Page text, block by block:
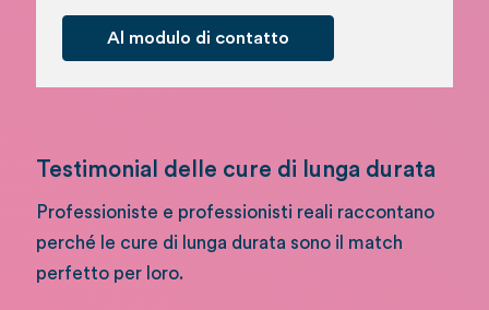
Al modulo di contatto
Testimonial delle cure di lunga durata
Professioniste e professionisti reali raccontano
perché le cure di lunga durata sono il match
perfetto per loro.